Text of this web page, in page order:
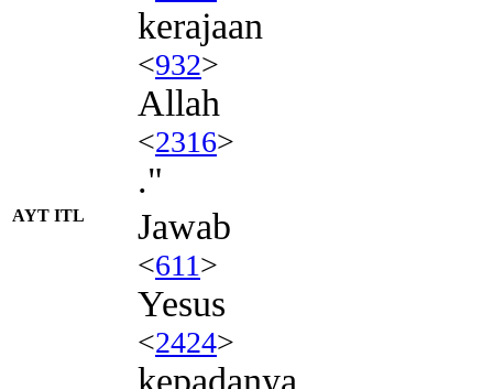
kerajaan
<932>
Allah
<2316>
."
AYT ITL Jawab
<611>
Yesus
<2424>
kepadanya